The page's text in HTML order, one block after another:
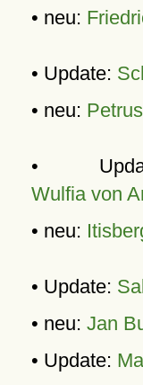
• neu:
• Update:
• neu:
•
Wulfia von
• neu:
• Update:
• neu: Jan
• Update: